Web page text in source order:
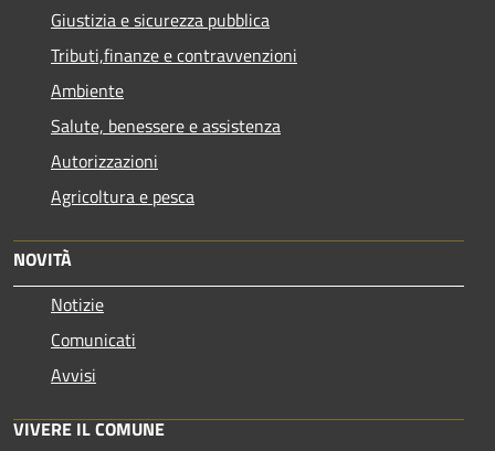
Giustizia e sicurezza pubblica
Tributi,finanze e contravvenzioni
Ambiente
Salute, benessere e assistenza
Autorizzazioni
Agricoltura e pesca
NOVITÀ
Notizie
Comunicati
Avvisi
VIVERE IL COMUNE